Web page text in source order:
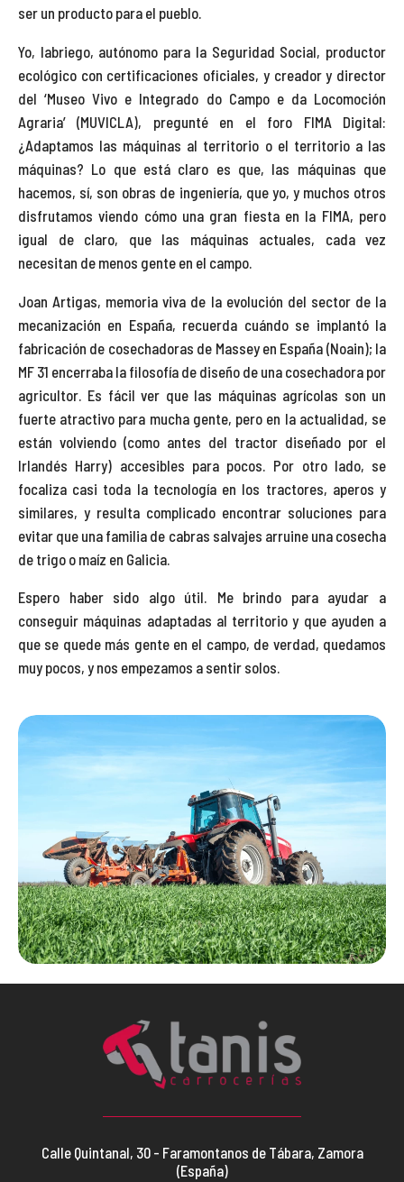
ser un producto para el pueblo.
Yo, labriego, autónomo para la Seguridad Social, productor
ecológico con certificaciones oficiales, y creador y director
del ‘Museo Vivo e Integrado do Campo e da Locomoción
Agraria’ (MUVICLA), pregunté en el foro FIMA Digital:
¿Adaptamos las máquinas al territorio o el territorio a las
máquinas? Lo que está claro es que, las máquinas que
hacemos, sí, son obras de ingeniería, que yo, y muchos otros
disfrutamos viendo cómo una gran fiesta en la FIMA, pero
igual de claro, que las máquinas actuales, cada vez
necesitan de menos gente en el campo.
Joan Artigas, memoria viva de la evolución del sector de la
mecanización en España, recuerda cuándo se implantó la
fabricación de cosechadoras de Massey en España (Noain); la
MF 31 encerraba la filosofía de diseño de una cosechadora por
agricultor. Es fácil ver que las máquinas agrícolas son un
fuerte atractivo para mucha gente, pero en la actualidad, se
están volviendo (como antes del tractor diseñado por el
Irlandés Harry) accesibles para pocos. Por otro lado, se
focaliza casi toda la tecnología en los tractores, aperos y
similares, y resulta complicado encontrar soluciones para
evitar que una familia de cabras salvajes arruine una cosecha
de trigo o maíz en Galicia.
Espero haber sido algo útil. Me brindo para ayudar a
conseguir máquinas adaptadas al territorio y que ayuden a
que se quede más gente en el campo, de verdad, quedamos
muy pocos, y nos empezamos a sentir solos.
Calle Quintanal, 30 - Faramontanos de Tábara, Zamora
(España)